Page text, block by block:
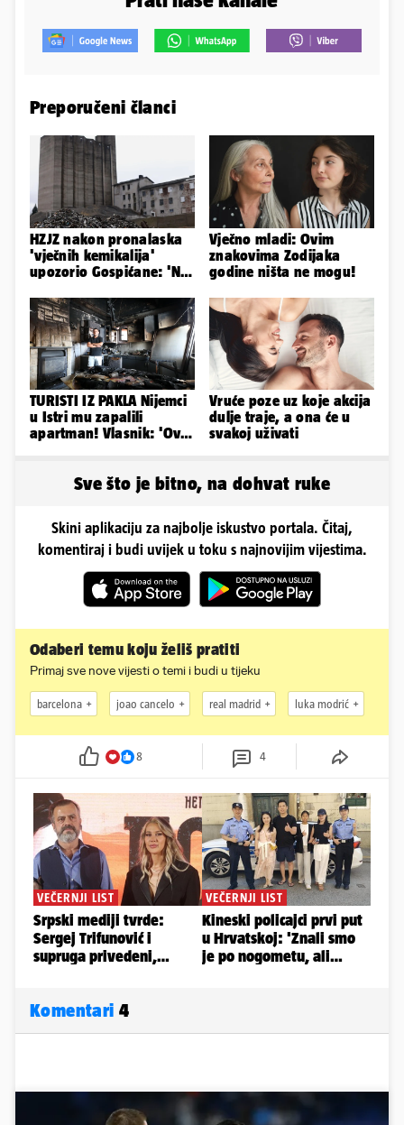
Preporučeni članci
HZJZ nakon pronalaska
'vječnih kemikalija'
upozorio Gospićane: 'Ne
Vječno mladi: Ovim
znakovima Zodijaka
godine ništa ne mogu!
TURISTI IZ PAKLA Nijemci
u Istri mu zapalili
apartman! Vlasnik: 'Ovo
Vruće poze uz koje akcija
dulje traje, a ona će u
svakoj uživati
Sve što je bitno, na dohvat ruke
Skini aplikaciju za najbolje iskustvo portala. Čitaj,
komentiraj i budi uvijek u toku s najnovijim vijestima.
Odaberi temu koju želiš pratiti
Primaj sve nove vijesti o temi i budi u tijeku
barcelona joao cancelo real madrid luka modrić
8 4
Komentari 4